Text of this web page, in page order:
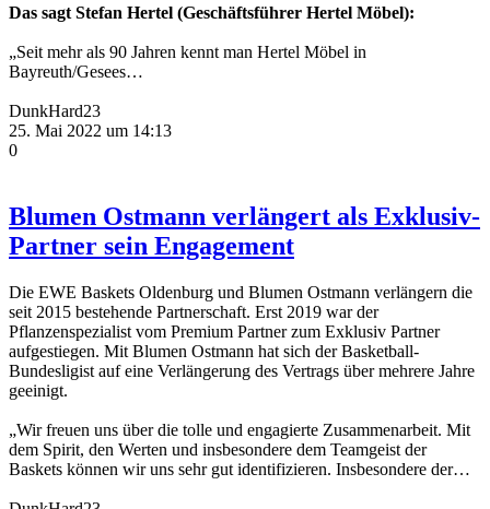
Das sagt Stefan Hertel (Geschäftsführer Hertel Möbel):
„Seit mehr als 90 Jahren kennt man Hertel Möbel in
Bayreuth/Gesees…
DunkHard23
25. Mai 2022 um 14:13
0
Blumen Ostmann verlängert als Exklusiv-
Partner sein Engagement
Die EWE Baskets Oldenburg und Blumen Ostmann verlängern die
seit 2015 bestehende Partnerschaft. Erst 2019 war der
Pflanzenspezialist vom Premium Partner zum Exklusiv Partner
aufgestiegen. Mit Blumen Ostmann hat sich der Basketball-
Bundesligist auf eine Verlängerung des Vertrags über mehrere Jahre
geeinigt.
„Wir freuen uns über die tolle und engagierte Zusammenarbeit. Mit
dem Spirit, den Werten und insbesondere dem Teamgeist der
Baskets können wir uns sehr gut identifizieren. Insbesondere der…